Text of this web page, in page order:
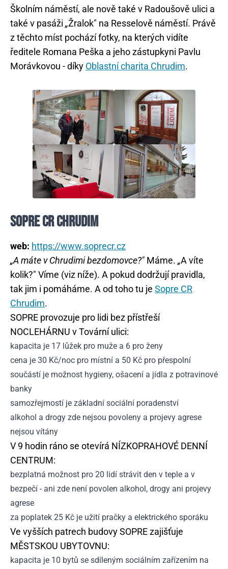
Školním náměstí, ale nově také v Radoušově ulici a
také v pasáži „Žralok" na Resselově náměstí. Právě
z těchto míst pochází fotky, na kterých vidíte
ředitele Romana Peška a jeho zástupkyni Pavlu
Morávkovou - díky Oblastní charita Chrudim.
SOPRE CR CHRUDIM
web: https://www.soprecr.cz
„A máte v Chrudimi bezdomovce?" Máme. „A víte
kolik?" Víme (viz níže). A pokud dodržují pravidla,
tak jim i pomáháme. A od toho tu je Sopre CR
Chrudim.
SOPRE provozuje pro lidi bez přístřeší
NOCLEHÁRNU v Tovární ulici:
kapacita je 17 lůžek pro muže a 6 pro ženy
cena je 30 Kč/noc pro místní a 50 Kč pro přespolní
součástí je možnost hygieny, ošacení a jídla z potravinové
banky
samozřejmostí je základní sociální poradenství
alkohol a drogy zde nejsou povoleny a projevy agrese
nejsou vítány
V 9 hodin ráno se otevírá NÍZKOPRAHOVÉ DENNÍ
CENTRUM:
bezplatná možnost pro 20 lidí strávit den v teple a v
bezpečí - ani zde není povolen alkohol, drogy ani projevy
agrese
za poplatek 25 Kč je užití pračky a elektrického sporáku
Ve vyšších patrech budovy SOPRE zajišťuje
MĚSTSKOU UBYTOVNU:
kapacita je 10 bytů se sdíleným sociálním zařízením na